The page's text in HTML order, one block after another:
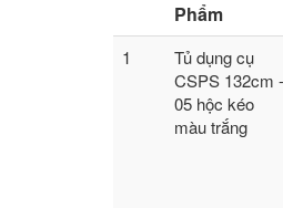
Phẩm
1
Tủ dụng cụ
CSPS 132cm -
05 hộc kéo
màu trắng